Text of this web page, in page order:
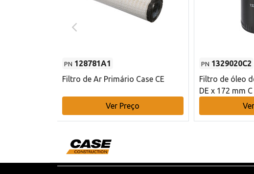
PN 128781A1
Filtro de Ar Primário Case CE
Ver Preço
PN 1329020C2
Filtro de óleo
DE x 172 mm C